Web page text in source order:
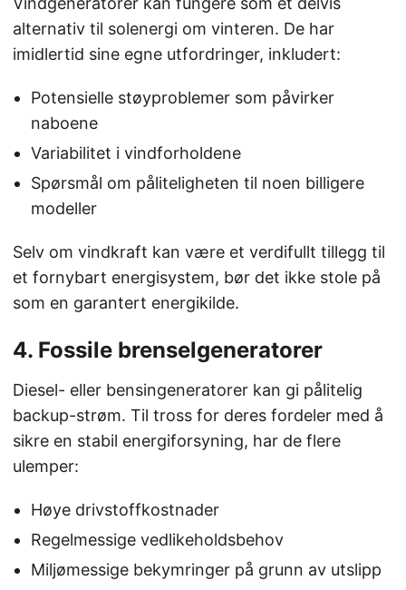
alternativ til solenergi om vinteren. De har
imidlertid sine egne utfordringer, inkludert:
Potensielle støyproblemer som påvirker
naboene
Variabilitet i vindforholdene
Spørsmål om påliteligheten til noen billigere
modeller
Selv om vindkraft kan være et verdifullt tillegg til
et fornybart energisystem, bør det ikke stole på
som en garantert energikilde.
4. Fossile brenselgeneratorer
Diesel- eller bensingeneratorer kan gi pålitelig
backup-strøm. Til tross for deres fordeler med å
sikre en stabil energiforsyning, har de flere
ulemper:
Høye drivstoffkostnader
Regelmessige vedlikeholdsbehov
Miljømessige bekymringer på grunn av utslipp